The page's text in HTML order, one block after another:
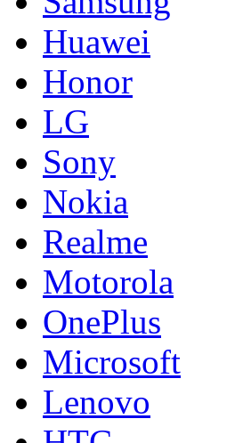
Huawei
Honor
LG
Sony
Nokia
Realme
Motorola
OnePlus
Microsoft
Lenovo